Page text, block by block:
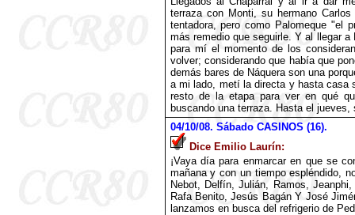
terraza con Monti, su hermano
tentadora, pero como Palomeque "el
más remedio que seguirle. Y al llegar
para mí el momento de los
volver; considerando que había que
demás bares de Náquera son una
a mi lado, metí la directa y hasta casa
resto de la etapa para ver en qué
buscando una terraza. Hasta el jueves,
04/10/08. Sábado CASINOS (16).
Dice Emilio Laurín:
¡Vaya día para enmarcar en que se
mañana y con un tiempo espléndido,
Nebot, Delfín, Julián, Ramos,
Rafa Benito, Jesús Bagán Y José
lanzamos en busca del refrigerio de